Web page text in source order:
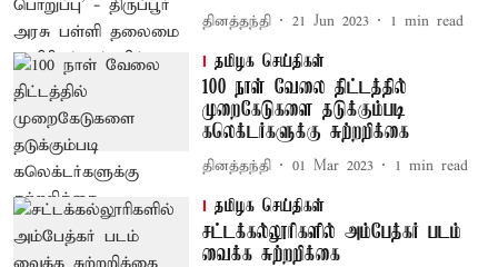
தினத்தந்தி 21 Jun 2023 1 min read
தமிழக செய்திகள்
100 நாள் வேலை திட்டத்தில்
முறைகேடுகளை தடுக்கும்படி
கலெக்டர்களுக்கு சுற்றறிக்கை
தினத்தந்தி 01 Mar 2023 1 min read
தமிழக செய்திகள்
சட்டக்கல்லூரிகளில் அம்பேத்கர் படம்
வைக்க சுற்றறிக்கை